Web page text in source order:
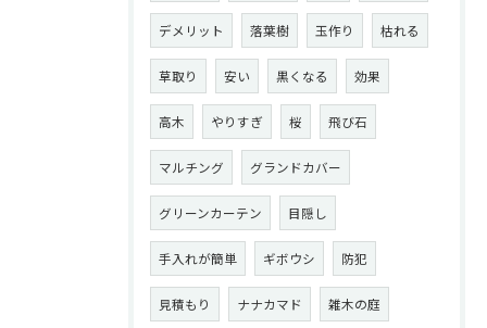
デメリット 落葉樹 玉作り 枯れる
草取り 安い 黒くなる 効果
高木 やりすぎ 桜 飛び石
マルチング グランドカバー
グリーンカーテン 目隠し
手入れが簡単 ギボウシ 防犯
見積もり ナナカマド 雑木の庭